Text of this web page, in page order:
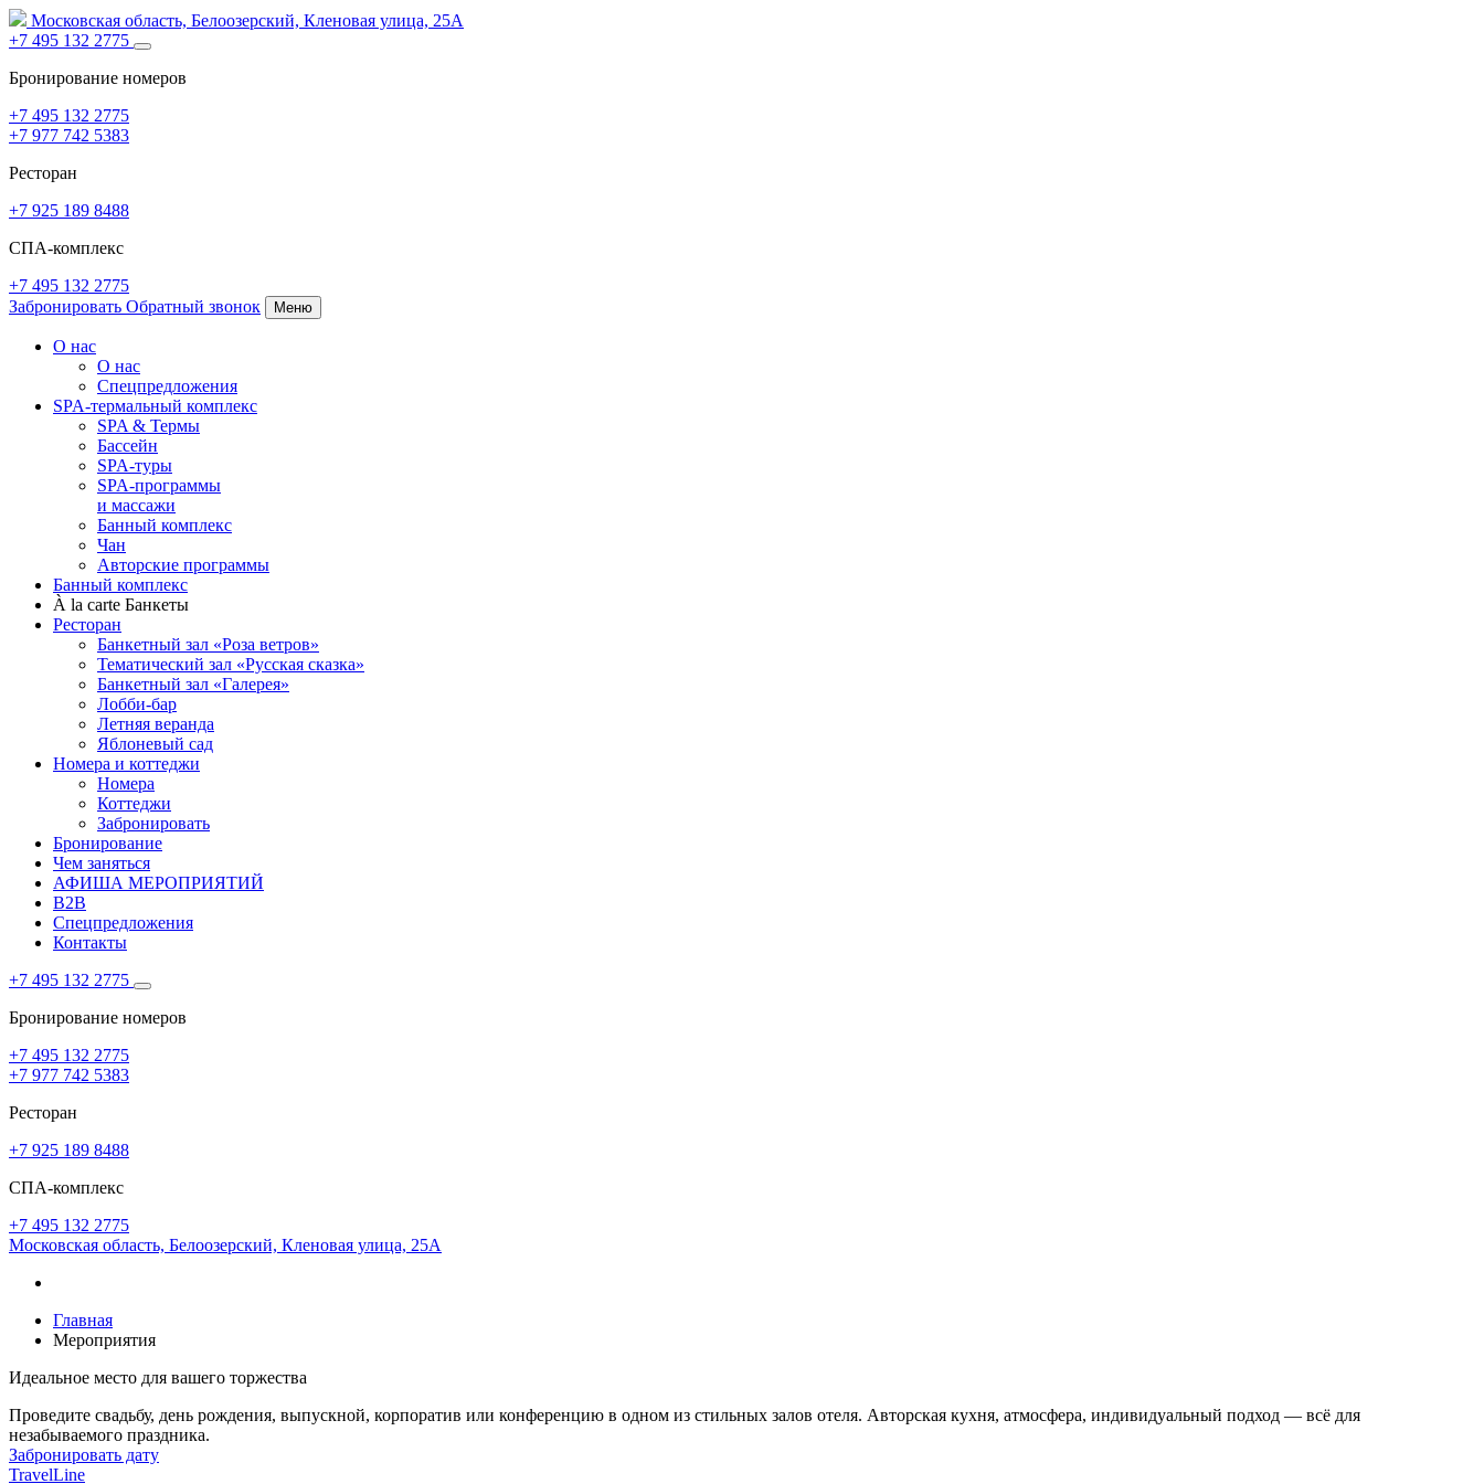
Московская область, Белоозерский, Кленовая улица, 25А
+7 495 132 2775
Бронирование номеров
+7 495 132 2775
+7 977 742 5383
Ресторан
+7 925 189 8488
СПА-комплекс
+7 495 132 2775
Забронировать Обратный звонок Меню
О нас
О нас
Спецпредложения
SPA-термальный комплекс
SPA & Термы
Бассейн
SPA-туры
SPA-программы
и массажи
Банный комплекс
Чан
Авторские программы
Банный комплекс
À la carte Банкеты
Ресторан
Банкетный зал «Роза ветров»
Тематический зал «Русская сказка»
Банкетный зал «Галерея»
Лобби-бар
Летняя веранда
Яблоневый сад
Номера и коттеджи
Номера
Коттеджи
Забронировать
Бронирование
Чем заняться
АФИША МЕРОПРИЯТИЙ
B2B
Спецпредложения
Контакты
+7 495 132 2775
Бронирование номеров
+7 495 132 2775
+7 977 742 5383
Ресторан
+7 925 189 8488
СПА-комплекс
+7 495 132 2775
Московская область, Белоозерский, Кленовая улица, 25А
Главная
Мероприятия
Идеальное место для вашего торжества
Проведите свадьбу, день рождения, выпускной, корпоратив или конференцию в одном из стильных залов отеля. Авторская кухня, атмосфера, индивидуальный подход — всё для
незабываемого праздника.
Забронировать дату
TravelLine